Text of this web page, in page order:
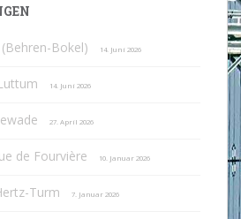
Bokel) 14. Juni 2026
14. Juni 2026
27. April 2026
de Fourvière 10. Januar 2026
Turm 7. Januar 2026